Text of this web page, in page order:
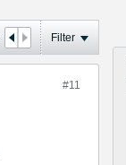
Filter
#11